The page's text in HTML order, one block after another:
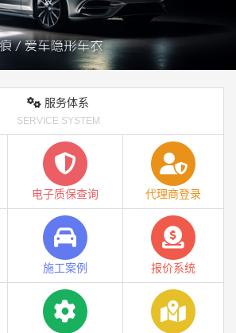
服务体系
SERVICE SYSTEM
电子质保查询 代理商登录
施工案例 报价系统